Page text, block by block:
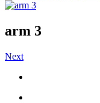
arm 3
Next